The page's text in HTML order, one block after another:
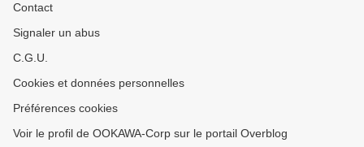
Contact
Signaler un abus
C.G.U.
Cookies et données personnelles
Préférences cookies
Voir le profil de OOKAWA-Corp sur le portail Overblog